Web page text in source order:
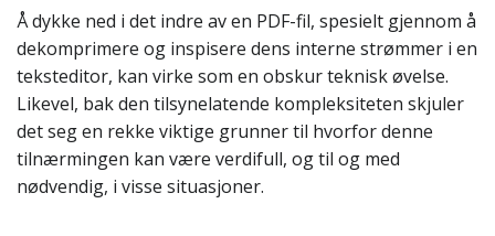
Å dykke ned i det indre av en PDF-fil, spesielt gjennom å
dekomprimere og inspisere dens interne strømmer i en
teksteditor, kan virke som en obskur teknisk øvelse.
Likevel, bak den tilsynelatende kompleksiteten skjuler
det seg en rekke viktige grunner til hvorfor denne
tilnærmingen kan være verdifull, og til og med
nødvendig, i visse situasjoner.